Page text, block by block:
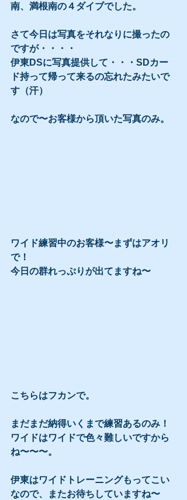
南、満根南の４ダイブでした。
さて今日は写真をそれなりに撮ったの
ですが・・・・
伊東DSに写真提供して・・・SDカー
ド持って帰って来るの忘れたみたいで
す（汗）
なので〜お客様から頂いた写真のみ。
ワイド練習中のお客様〜まずはアオリ
で！
今日の群れっぷりが出てますね〜
こちらはフカンで。
まだまだ納得いくまで練習あるのみ！
ワイドはワイドで色々難しいですから
ね〜〜〜。
伊東はワイドトレーニングもってこい
なので、またお待ちしていますね〜